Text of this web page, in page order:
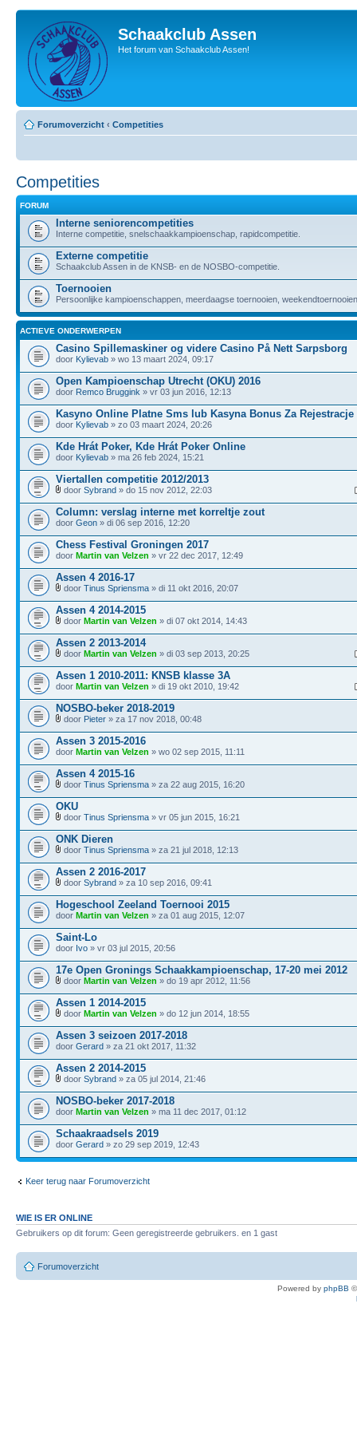
Schaakclub Assen
Het forum van Schaakclub Assen!
Forumoverzicht ‹ Competities
Competities
FORUM
Interne seniorencompetities
Interne competitie, snelschaakkampioenschap, rapidcompetitie.
Externe competitie
Schaakclub Assen in de KNSB- en de NOSBO-competitie.
Toernooien
Persoonlijke kampioenschappen, meerdaagse toernooien,
ACTIEVE ONDERWERPEN
Casino Spillemaskiner og videre Casino På Nett Sarpsborg
door Kylievab » wo 13 maart 2024, 09:17
Open Kampioenschap Utrecht (OKU) 2016
door Remco Bruggink » vr 03 jun 2016, 12:13
Kasyno Online Platne Sms lub Kasyna Bonus Za Rejestracje
door Kylievab » zo 03 maart 2024, 20:26
Kde Hrát Poker, Kde Hrát Poker Online
door Kylievab » ma 26 feb 2024, 15:21
Viertallen competitie 2012/2013
door Sybrand » do 15 nov 2012, 22:03
Column: verslag interne met korreltje zout
door Geon » di 06 sep 2016, 12:20
Chess Festival Groningen 2017
door Martin van Velzen » vr 22 dec 2017, 12:49
Assen 4 2016-17
door Tinus Spriensma » di 11 okt 2016, 20:07
Assen 4 2014-2015
door Martin van Velzen » di 07 okt 2014, 14:43
Assen 2 2013-2014
door Martin van Velzen » di 03 sep 2013, 20:25
Assen 1 2010-2011: KNSB klasse 3A
door Martin van Velzen » di 19 okt 2010, 19:42
NOSBO-beker 2018-2019
door Pieter » za 17 nov 2018, 00:48
Assen 3 2015-2016
door Martin van Velzen » wo 02 sep 2015, 11:11
Assen 4 2015-16
door Tinus Spriensma » za 22 aug 2015, 16:20
OKU
door Tinus Spriensma » vr 05 jun 2015, 16:21
ONK Dieren
door Tinus Spriensma » za 21 jul 2018, 12:13
Assen 2 2016-2017
door Sybrand » za 10 sep 2016, 09:41
Hogeschool Zeeland Toernooi 2015
door Martin van Velzen » za 01 aug 2015, 12:07
Saint-Lo
door Ivo » vr 03 jul 2015, 20:56
17e Open Gronings Schaakkampioenschap, 17-20 mei 2012
door Martin van Velzen » do 19 apr 2012, 11:56
Assen 1 2014-2015
door Martin van Velzen » do 12 jun 2014, 18:55
Assen 3 seizoen 2017-2018
door Gerard » za 21 okt 2017, 11:32
Assen 2 2014-2015
door Sybrand » za 05 jul 2014, 21:46
NOSBO-beker 2017-2018
door Martin van Velzen » ma 11 dec 2017, 01:12
Schaakraadsels 2019
door Gerard » zo 29 sep 2019, 12:43
Keer terug naar Forumoverzicht
WIE IS ER ONLINE
Gebruikers op dit forum: Geen geregistreerde gebruikers. en 1 gast
Forumoverzicht
Powered by phpBB